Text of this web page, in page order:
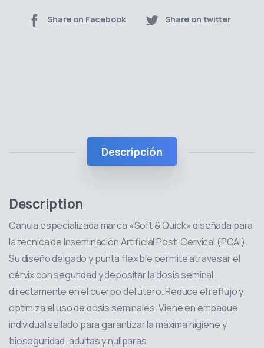
Share on Facebook Share on twitter
Descripción
Description
Cánula especializada marca «Soft & Quick» diseñada para
la técnica de Inseminación Artificial Post-Cervical (PCAI).
Su diseño delgado y punta flexible permite atravesar el
cérvix con seguridad y depositar la dosis seminal
directamente en el cuerpo del útero. Reduce el reflujo y
optimiza el uso de dosis seminales. Viene en empaque
individual sellado para garantizar la máxima higiene y
bioseguridad. adultas y nuliparas